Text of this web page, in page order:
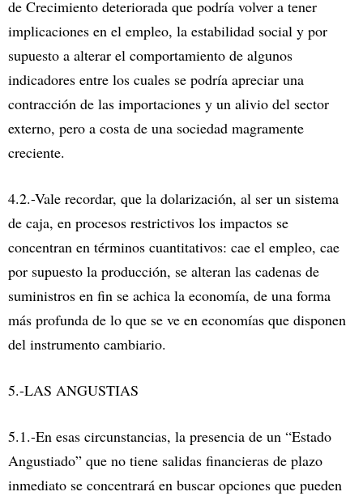
de Crecimiento deteriorada que podría volver a tener
implicaciones en el empleo, la estabilidad social y por
supuesto a alterar el comportamiento de algunos
indicadores entre los cuales se podría apreciar una
contracción de las importaciones y un alivio del sector
externo, pero a costa de una sociedad magramente
creciente.
4.2.-Vale recordar, que la dolarización, al ser un sistema
de caja, en procesos restrictivos los impactos se
concentran en términos cuantitativos: cae el empleo, cae
por supuesto la producción, se alteran las cadenas de
suministros en fin se achica la economía, de una forma
más profunda de lo que se ve en economías que disponen
del instrumento cambiario.
5.-LAS ANGUSTIAS
5.1.-En esas circunstancias, la presencia de un “Estado
Angustiado” que no tiene salidas financieras de plazo
inmediato se concentrará en buscar opciones que pueden